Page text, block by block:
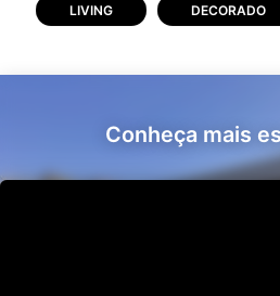
LIVING DECORADO
Conheça mais